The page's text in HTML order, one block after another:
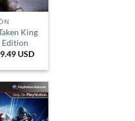
King
Edition
El
original
57.335 COP.
9.49 USDEl
actual
31.819 COP.